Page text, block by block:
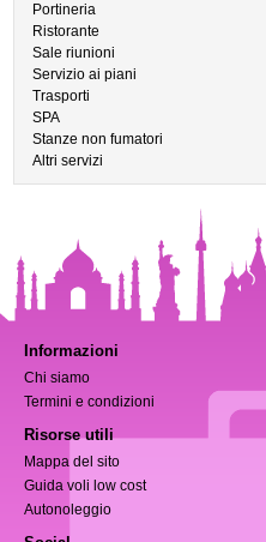
Portineria
Ristorante
Sale riunioni
Servizio ai piani
Trasporti
SPA
Stanze non fumatori
Altri servizi
Informazioni
Chi siamo
Termini e condizioni
Risorse utili
Mappa del sito
Guida voli low cost
Autonoleggio